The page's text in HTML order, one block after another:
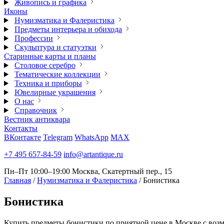
Живопись и графика
Иконы
Нумизматика и Фалеристика
Предметы интерьера и обихода
Профессии
Скульптура и статуэтки
Старинные карты и планы
Столовое серебро
Тематические коллекции
Техника и приборы
Ювелирные украшения
О нас
Справочник
Вестник антиквара
Контакты
ВКонтакте Telegram WhatsApp MAX
+7 495 657-84-59 info@artantique.ru
Пн–Пт 10:00–19:00 Москва, Скатертный пер., 15
Главная / Нумизматика и Фалеристика / Бонистика
Бонистика